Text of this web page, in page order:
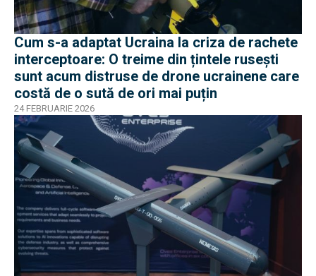
Cum s-a adaptat Ucraina la criza de rachete
interceptoare: O treime din țintele rusești
sunt acum distruse de drone ucrainene care
costă de o sută de ori mai puțin
24 FEBRUARIE 2026